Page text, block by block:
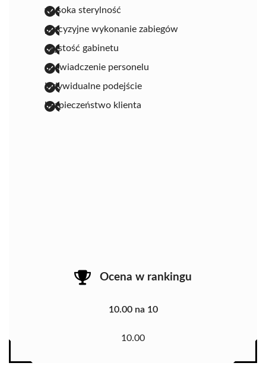
wysoka sterylność
precyzyjne wykonanie zabiegów
czystość gabinetu
doświadczenie personelu
indywidualne podejście
bezpieczeństwo klienta
Ocena w rankingu
10.00 na 10
10.00